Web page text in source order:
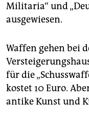
Militaria“ und
ausgewiesen.
Waffen gehen bei
für die
kostet 10 Euro.
antike Kunst und